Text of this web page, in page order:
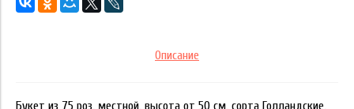
Описание
Букет из 75 роз, местной, высота от 50 см, сорта Голландские,